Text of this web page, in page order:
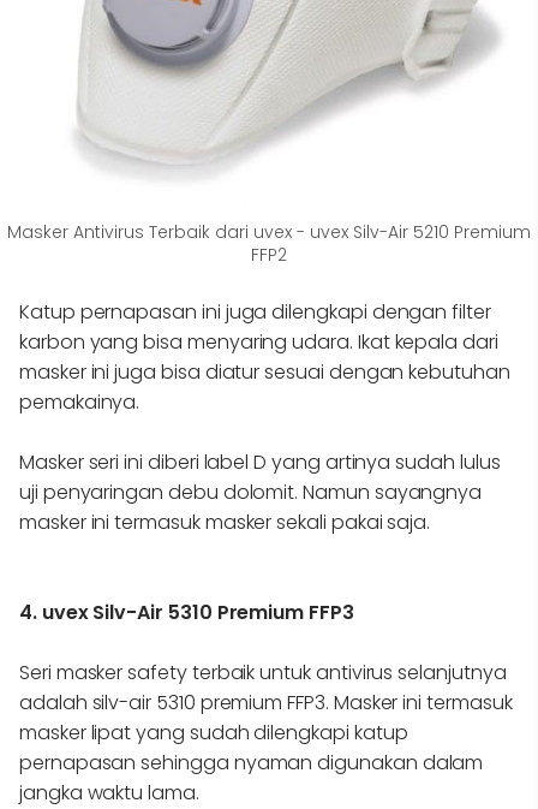
Masker Antivirus Terbaik dari uvex - uvex Silv-Air 5210 Premium
FFP2
Katup pernapasan ini juga dilengkapi dengan filter
karbon yang bisa menyaring udara. Ikat kepala dari
masker ini juga bisa diatur sesuai dengan kebutuhan
pemakainya.
Masker seri ini diberi label D yang artinya sudah lulus
uji penyaringan debu dolomit. Namun sayangnya
masker ini termasuk masker sekali pakai saja.
4. uvex Silv-Air 5310 Premium FFP3
Seri masker safety terbaik untuk antivirus selanjutnya
adalah silv-air 5310 premium FFP3. Masker ini termasuk
masker lipat yang sudah dilengkapi katup
pernapasan sehingga nyaman digunakan dalam
jangka waktu lama.